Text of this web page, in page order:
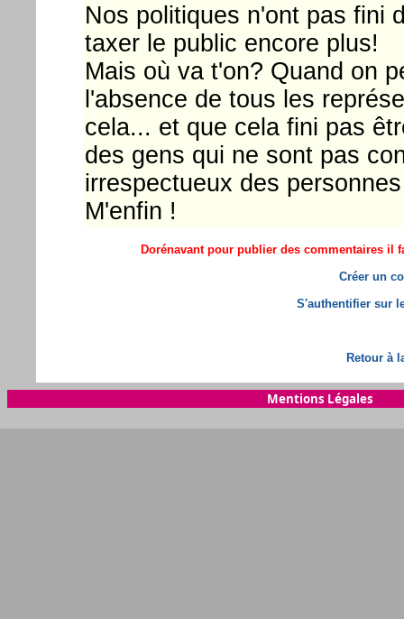
Nos politiques n'ont pas fini
taxer le public encore plus!
Mais où va t'on? Quand on
l'absence de tous les
cela... et que cela fini pas
des gens qui ne sont pas
irrespectueux des
M'enfin !
Dorénavant pour publier des commentaires il
Créer un
S'authentifier sur
Retour à
Mentions Légales